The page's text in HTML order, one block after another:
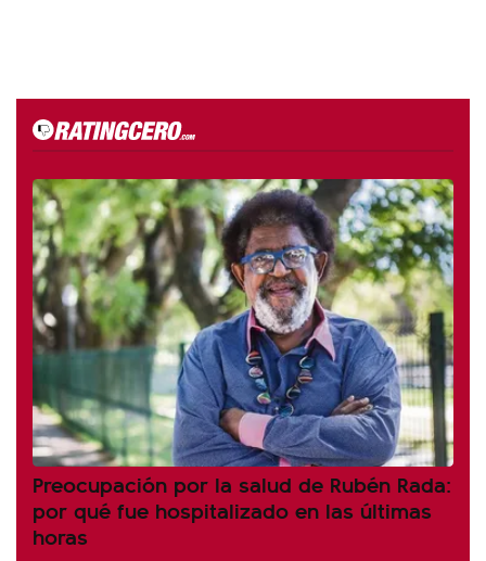
Preocupación por la salud de Rubén Rada:
por qué fue hospitalizado en las últimas
horas